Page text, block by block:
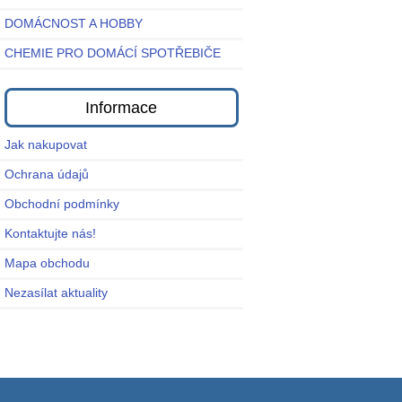
DOMÁCNOST A HOBBY
CHEMIE PRO DOMÁCÍ SPOTŘEBIČE
Informace
Jak nakupovat
Ochrana údajů
Obchodní podmínky
Kontaktujte nás!
Mapa obchodu
Nezasílat aktuality